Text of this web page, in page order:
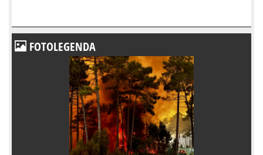
FOTOLEGENDA